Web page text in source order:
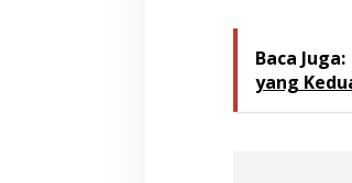
l
B
u
p
Baca Juga:
yang